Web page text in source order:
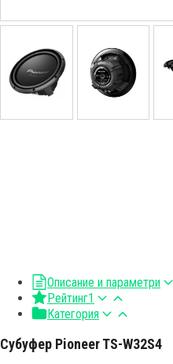
Описание и параметри
Рейтинг1
Категория
Субуфер Pioneer TS-W32S4